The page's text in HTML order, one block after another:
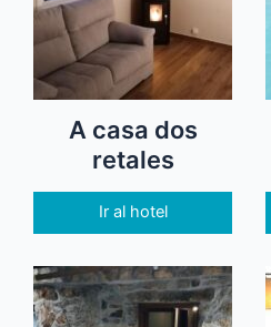
A casa dos
retales
Ir al hotel